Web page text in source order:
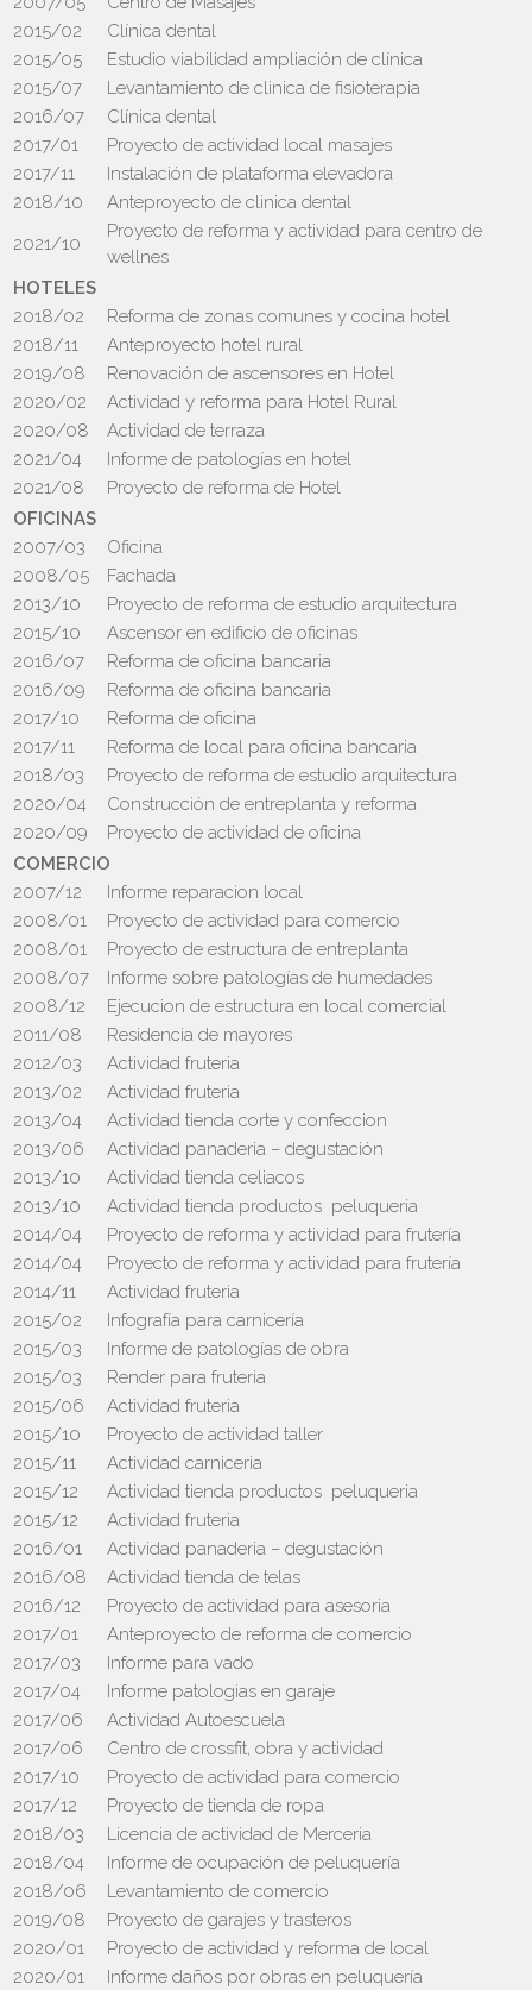
2015/02
Clínica dental
2015/05
Estudio viabilidad ampliación de clínica
2015/07
Levantamiento de clinica de fisioterapia
2016/07
Clínica dental
2017/01
Proyecto de actividad local masajes
2017/11
Instalación de plataforma elevadora
2018/10
Anteproyecto de clinica dental
2021/10
Proyecto de reforma y actividad para centro de
wellnes
HOTELES
2018/02
Reforma de zonas comunes y cocina hotel
2018/11
Anteproyecto hotel rural
2019/08
Renovación de ascensores en Hotel
2020/02
Actividad y reforma para Hotel Rural
2020/08
Actividad de terraza
2021/04
Informe de patologías en hotel
2021/08
Proyecto de reforma de Hotel
OFICINAS
2007/03
Oficina
2008/05
Fachada
2013/10
Proyecto de reforma de estudio arquitectura
2015/10
Ascensor en edificio de oficinas
2016/07
Reforma de oficina bancaria
2016/09
Reforma de oficina bancaria
2017/10
Reforma de oficina
2017/11
Reforma de local para oficina bancaria
2018/03
Proyecto de reforma de estudio arquitectura
2020/04
Construcción de entreplanta y reforma
2020/09
Proyecto de actividad de oficina
COMERCIO
2007/12
Informe reparacion local
2008/01
Proyecto de actividad para comercio
2008/01
Proyecto de estructura de entreplanta
2008/07
Informe sobre patologías de humedades
2008/12
Ejecucion de estructura en local comercial
2011/08
Residencia de mayores
2012/03
Actividad fruteria
2013/02
Actividad fruteria
2013/04
Actividad tienda corte y confeccion
2013/06
Actividad panaderia – degustación
2013/10
Actividad tienda celiacos
2013/10
Actividad tienda productos peluqueria
2014/04
Proyecto de reforma y actividad para frutería
2014/04
Proyecto de reforma y actividad para frutería
2014/11
Actividad fruteria
2015/02
Infografía para carnicería
2015/03
Informe de patologías de obra
2015/03
Render para fruteria
2015/06
Actividad fruteria
2015/10
Proyecto de actividad taller
2015/11
Actividad carniceria
2015/12
Actividad tienda productos peluqueria
2015/12
Actividad fruteria
2016/01
Actividad panaderia – degustación
2016/08
Actividad tienda de telas
2016/12
Proyecto de actividad para asesoria
2017/01
Anteproyecto de reforma de comercio
2017/03
Informe para vado
2017/04
Informe patologias en garaje
2017/06
Actividad Autoescuela
2017/06
Centro de crossfit, obra y actividad
2017/10
Proyecto de actividad para comercio
2017/12
Proyecto de tienda de ropa
2018/03
Licencia de actividad de Merceria
2018/04
Informe de ocupación de peluquería
2018/06
Levantamiento de comercio
2019/08
Proyecto de garajes y trasteros
2020/01
Proyecto de actividad y reforma de local
2020/01
Informe daños por obras en peluquería